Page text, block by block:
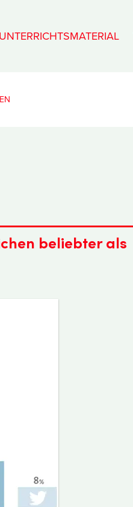
UNTERRICHTSMATERIAL
beliebter als